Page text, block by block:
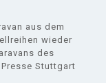
aus dem
wieder
des
Stuttgart